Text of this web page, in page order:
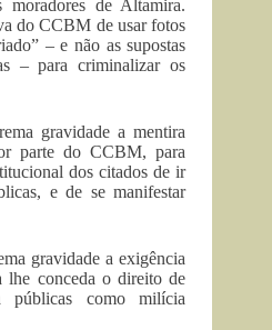
moradores de Altamira.
do CCBM de usar fotos
– e não as supostas
– para criminalizar os
gravidade a mentira
parte do CCBM, para
dos citados de ir
e de se manifestar
gravidade a exigência
conceda o direito de
públicas como milícia